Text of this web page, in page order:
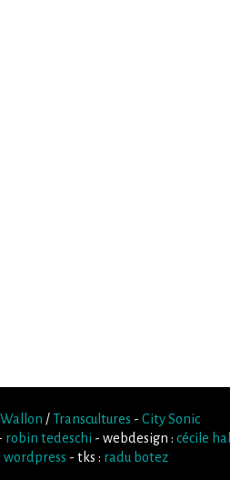
/Transcultures - City Sonic
robin tedeschi - webdesign : cécile
wordpress - tks : radu botez